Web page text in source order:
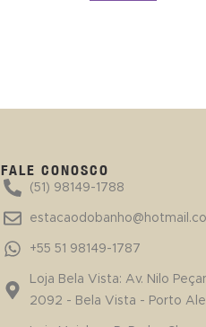
FALE CONOSCO
(51) 98149-1788
+55 51 98149-1787
Loja Bela Vista: Av. Nilo
2092 - Bela Vista - Porto